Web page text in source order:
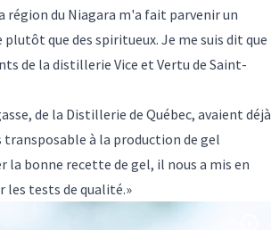
région du Niagara m'a fait parvenir un
que des spiritueux. Je me suis dit que
de la distillerie Vice et Vertu de Saint-
de la Distillerie de Québec, avaient déjà
à la production de gel
la bonne recette de gel, il nous a mis en
les tests de qualité.»